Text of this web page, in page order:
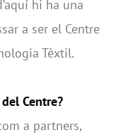
hi ha una
a ser el Centre
Tèxtil.
Centre?
a partners,